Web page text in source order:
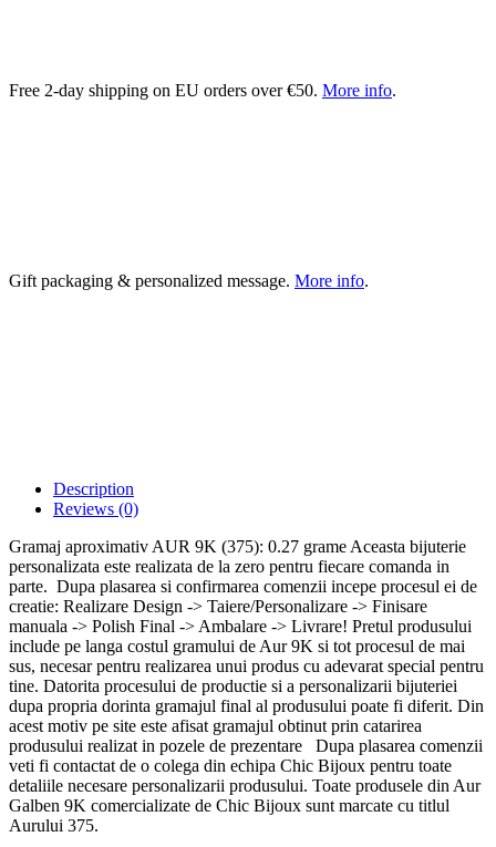
Free 2-day shipping on EU orders over €50. More info.
Gift packaging & personalized message. More info.
Description
Reviews (0)
Gramaj aproximativ AUR 9K (375): 0.27 grame Aceasta bijuterie
personalizata este realizata de la zero pentru fiecare comanda in
parte. Dupa plasarea si confirmarea comenzii incepe procesul ei de
creatie: Realizare Design -> Taiere/Personalizare -> Finisare
manuala -> Polish Final -> Ambalare -> Livrare! Pretul produsului
include pe langa costul gramului de Aur 9K si tot procesul de mai
sus, necesar pentru realizarea unui produs cu adevarat special pentru
tine. Datorita procesului de productie si a personalizarii bijuteriei
dupa propria dorinta gramajul final al produsului poate fi diferit. Din
acest motiv pe site este afisat gramajul obtinut prin catarirea
produsului realizat in pozele de prezentare Dupa plasarea comenzii
veti fi contactat de o colega din echipa Chic Bijoux pentru toate
detaliile necesare personalizarii produsului. Toate produsele din Aur
Galben 9K comercializate de Chic Bijoux sunt marcate cu titlul
Aurului 375.